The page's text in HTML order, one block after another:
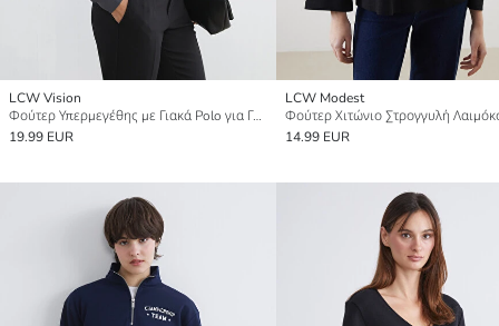
LCW Vision
Φούτερ Υπερμεγέθης με Γιακά Polo για Γυναίκες
19.99 EUR
LCW Modest
14.99 EUR